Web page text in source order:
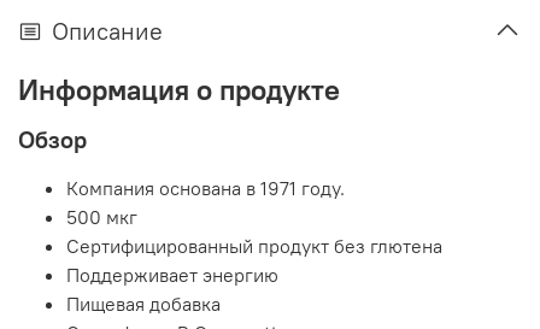
Описание
Информация о продукте
Обзор
Компания основана в 1971 году.
500 мкг
Сертифицированный продукт без глютена
Поддерживает энергию
Пищевая добавка